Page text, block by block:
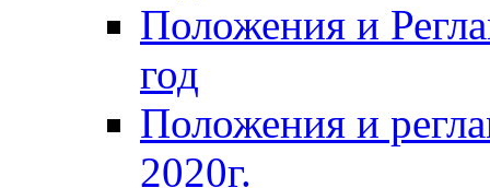
Положения и
год
Положения и
2020г.